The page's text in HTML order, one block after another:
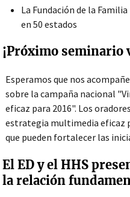
La Fundación de la
en 50 estados
¡Próximo seminario
Esperamos que nos
sobre la campaña nacional
eficaz para 2016". Los
estrategia multimedia eficaz
que pueden fortalecer las
El ED y el HHS
la relación